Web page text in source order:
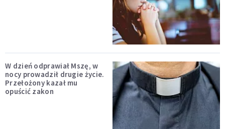
W dzień odprawiał Mszę, w
nocy prowadził drugie życie.
Przełożony kazał mu
opuścić zakon